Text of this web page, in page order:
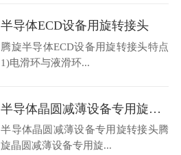
半导体ECD设备用旋转接头
腾旋半导体ECD设备用旋转接头特点
1)电滑环与液滑环...
半导体晶圆减薄设备专用旋转接头
半导体晶圆减薄设备专用旋转接头腾
旋晶圆减薄设备专用旋...